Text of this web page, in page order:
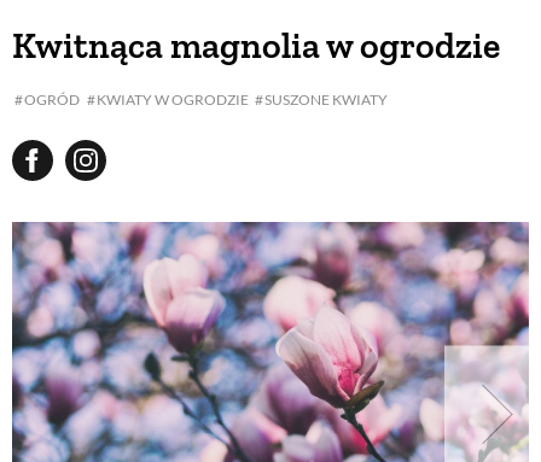
Kwitnąca magnolia w ogrodzie
OGRÓD KWIATY W OGRODZIE SUSZONE KWIATY